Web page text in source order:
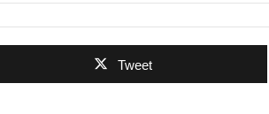
Tweet